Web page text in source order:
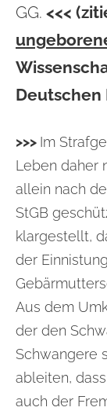
GG. <<<
Deutschen
>>> Im
Leben daher
allein nach
StGB
klargestellt,
der
Aus dem
der den
Schwangere
ableiten,
auch der